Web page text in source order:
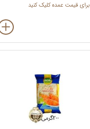
برای قیمت عمده کلیک کنید